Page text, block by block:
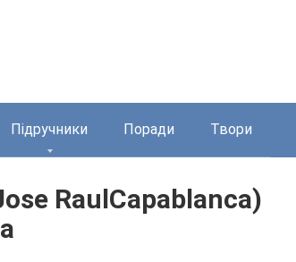
Підручники Поради Твори
RaulCapablanca)